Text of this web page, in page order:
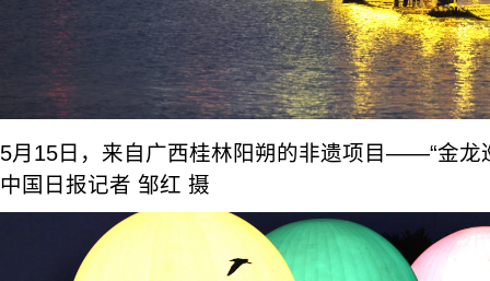
5月15日，来自广西桂林阳朔的非遗项目——“金龙
中国日报记者 邹红 摄